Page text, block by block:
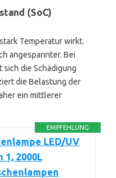
(SoC)
Temperatur wirkt.
angespannter. Bei
die Schädigung
die Belastung der
ein mittlerer
EMPFEHLUNG
LED/UV
1, 2000L